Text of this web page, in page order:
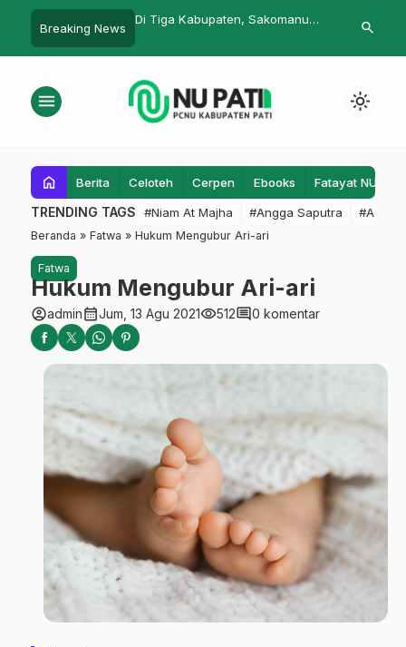
Breaking News
Tenda Sambut Arus
Balik Lebaran
Takbiran: Suara Tak Bersuara search
menu light_mode
home Berita Celoteh Cerpen Ebooks Fatayat NU
TRENDING TAGS #Niam At Majha #Angga Saputra #Admin
Beranda » Fatwa » Hukum Mengubur Ari-ari
Fatwa
Hukum Mengubur Ari-ari
account_circleadmincalendar_monthJum, 13 Agu 2021visibility512comment0 komentar